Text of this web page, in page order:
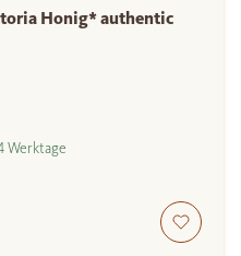
Honig* authentic
Werktage